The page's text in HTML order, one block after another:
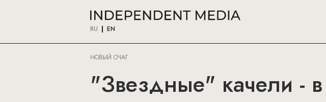
RU EN
НОВЫЙ ОЧАГ
"Звездные" качели -